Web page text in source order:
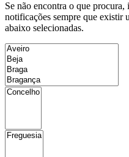
Se não encontra o que
notificações sempre que existir
abaixo selecionadas.